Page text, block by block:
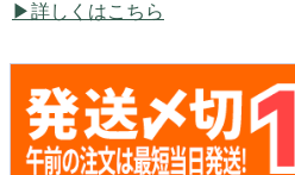
詳しくはこちら